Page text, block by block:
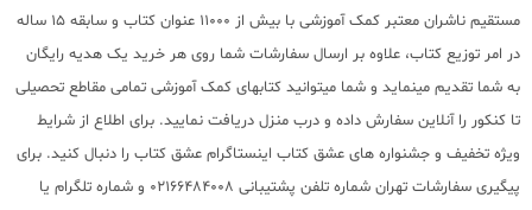
مستقیم ناشران معتبر کمک آموزشی با بیش از 11000 عنوان کتاب و سابقه 15 ساله
در امر توزیع کتاب، علاوه بر ارسال سفارشات شما روی هر خرید یک هدیه رایگان
به شما تقدیم مینماید و شما میتوانید کتابهای کمک آموزشی تمامی مقاطع تحصیلی
تا کنکور را آنلاین سفارش داده و درب منزل دریافت نمایید. برای اطلاع از شرایط
ویژه تخفیف و جشنواره های عشق کتاب اینستاگرام عشق کتاب را دنبال کنید. برای
پیگیری سفارشات تهران شماره تلفن پشتیبانی 02166484008 و شماره تلگرام یا